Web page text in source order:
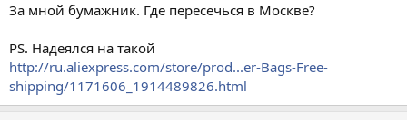
За мной бумажник. Где пересечься в Москве?
PS. Надеялся на такой
http://ru.aliexpress.com/store/prod...er-Bags-Free-
shipping/1171606_1914489826.html